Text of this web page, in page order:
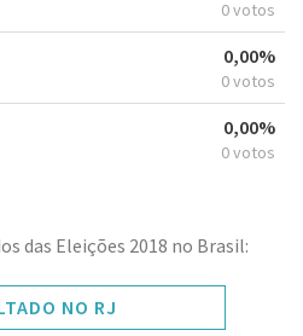
0 votos
0,00%
0 votos
0,00%
0 votos
das Eleições 2018 no Brasil:
NO RJ